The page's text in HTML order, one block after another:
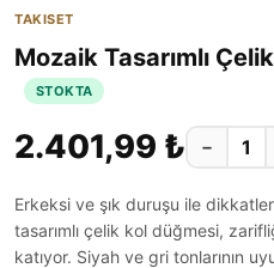
TAKISET
Mozaik Tasarımlı
STOKTA
2.401,99 ₺ −
Erkeksi ve şık duruşu ile
tasarımlı çelik kol düğmesi,
katıyor. Siyah ve gri tonlarının